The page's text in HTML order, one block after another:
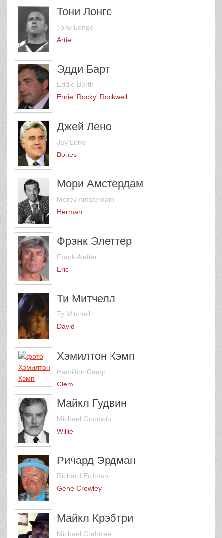
Тони Лонго
Tony Longo
Artie
Эдди Барт
Eddie Barth
Ernie 'Rocky' Rockwell
Джей Лено
Jay Leno
Bones
Мори Амстердам
Morey Amsterdam
Herman
Фрэнк Элеттер
Frank Aletter
Eric
Ти Митчелл
Ty Mitchell
David
Хэмилтон Кэмп
Hamilton Camp
Clem
Майкл Гудвин
Michael Goodwin
Willie
Ричард Эрдман
Richard Erdman
Gene Crowley
Майкл Крэбтри
Michael Crabtree